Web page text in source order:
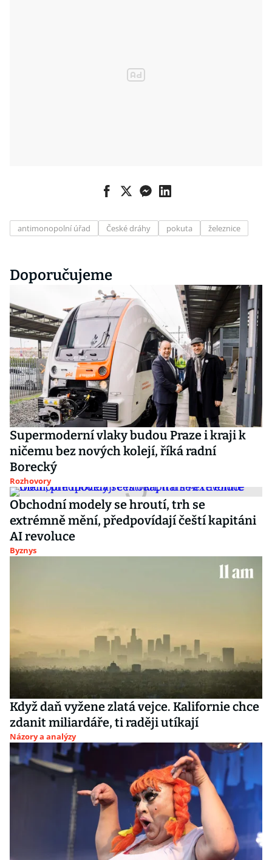
antimonopolní úřad České dráhy pokuta železnice
Doporučujeme
Supermoderní vlaky budou Praze i kraji k
ničemu bez nových kolejí, říká radní
Borecký
Rozhovory
Obchodní modely se hroutí, trh se
extrémně mění, předpovídají čeští kapitáni
AI revoluce
Byznys
Když daň vyžene zlatá vejce. Kalifornie chce
zdanit miliardáře, ti raději utíkají
Názory a analýzy